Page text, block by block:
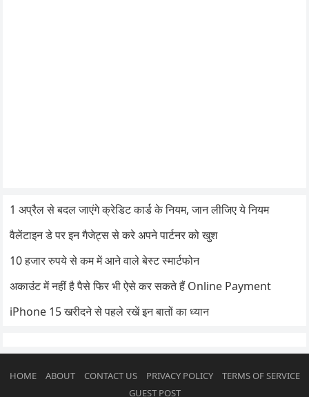
1 अप्रैल से बदल जाएंगे क्रेडिट कार्ड के नियम, जान लीजिए ये नियम
वैलेंटाइन डे पर इन गैजेट्स से करे अपने पार्टनर को खुश
10 हजार रुपये से कम में आने वाले बेस्ट स्मार्टफोन
अकाउंट में नहीं है पैसे फिर भी ऐसे कर सकते हैं Online Payment
iPhone 15 खरीदने से पहले रखें इन बातों का ध्यान
HOME ABOUT CONTACT US PRIVACY POLICY
TERMS OF SERVICE
GUEST POST